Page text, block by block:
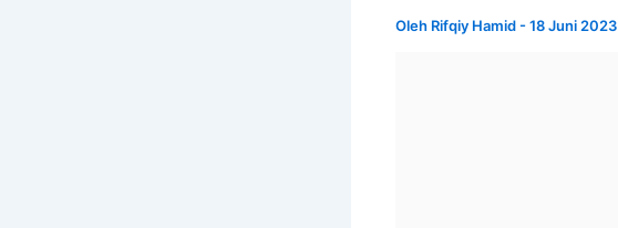
Oleh Rifqiy Hamid-18 Juni 2023